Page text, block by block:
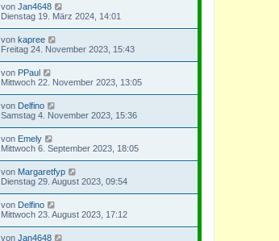
von Jan4648
Dienstag 19. März 2024, 14:01
von kapree
Freitag 24. November 2023, 15:43
von PPaul
Mittwoch 22. November 2023, 13:05
von Delfino
Samstag 4. November 2023, 15:36
von Emely
Mittwoch 6. September 2023, 18:05
von Margaretfyp
Dienstag 29. August 2023, 09:54
von Delfino
Mittwoch 23. August 2023, 17:12
von Jan4648